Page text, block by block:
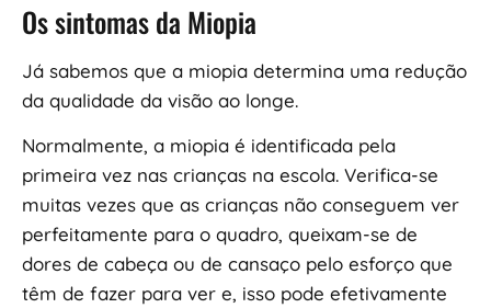
Os sintomas da Miopia
Já sabemos que a miopia determina uma redução
da qualidade da visão ao longe.
Normalmente, a miopia é identificada pela
primeira vez nas crianças na escola. Verifica-se
muitas vezes que as crianças não conseguem ver
perfeitamente para o quadro, queixam-se de
dores de cabeça ou de cansaço pelo esforço que
têm de fazer para ver e, isso pode efetivamente